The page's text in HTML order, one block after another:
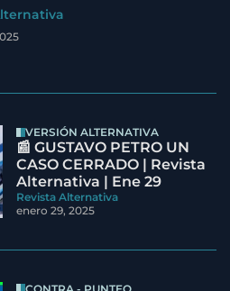
VERSIÓN ALTERNATIVA
📰 GUSTAVO PETRO UN
CASO CERRADO | Revista
Alternativa | Ene 29
Revista Alternativa
enero 29, 2025